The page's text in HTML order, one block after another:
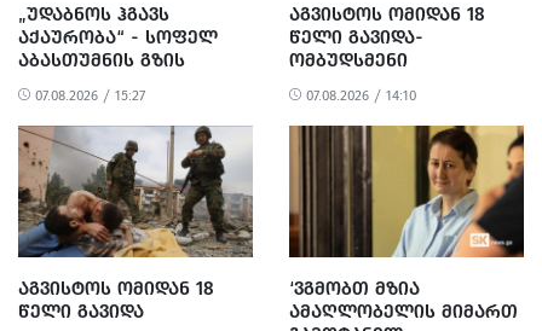
„ᲣᲓᲐᲑᲜᲝᲡ ᲰᲒᲐᲕᲡ
ᲐᲥᲐᲣᲠᲝᲑᲐ“ - ᲡᲝᲤᲔᲚ
ᲐᲑᲐᲡᲗᲣᲛᲜᲘᲡ ᲒᲖᲘᲡ
ᲠᲔᲐᲑᲘᲚᲘᲢᲐᲪᲘᲐ ᲓᲐ
ᲛᲝᲡᲐᲮᲚᲔᲝᲑᲘᲡ
ᲞᲠᲝᲢᲔᲡᲢᲘ
07.08.2026 / 15:27
ᲐᲒᲕᲘᲡᲢᲝᲡ ᲝᲛᲘᲓᲐᲜ 18
ᲬᲔᲚᲘ ᲒᲐᲕᲘᲓᲐ
ᲐᲒᲕᲘᲡᲢᲝᲡ ᲝᲛᲘᲓᲐᲜ 18
ᲬᲔᲚᲘ ᲒᲐᲕᲘᲓᲐ-
ᲝᲛᲑᲣᲓᲡᲛᲔᲜᲘ
ᲒᲐᲜᲪᲮᲐᲓᲔᲑᲐᲡ
ᲐᲕᲠᲪᲔᲚᲔᲑᲡ
07.08.2026 / 14:10
‘ᲕᲒᲛᲝᲑᲗ ᲛᲖᲘᲐ
ᲐᲛᲐᲦᲚᲝᲑᲔᲚᲘᲡ ᲛᲘᲛᲐᲠᲗ